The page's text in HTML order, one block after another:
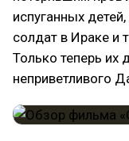
испуганных
солдат в Ираке и
Только теперь их
неприветливого